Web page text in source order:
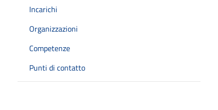
Incarichi
Organizzazioni
Competenze
Punti di contatto